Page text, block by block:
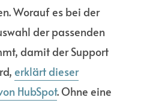
Worauf es bei der
der passenden
damit der Support
erklärt dieser
HubSpot. Ohne eine